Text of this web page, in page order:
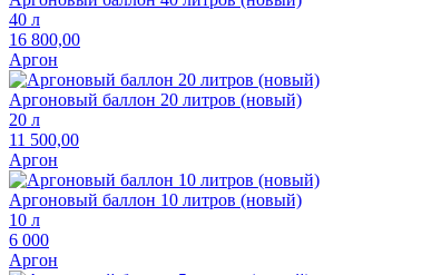
40 л
16 800,00
Аргон
Аргоновый баллон 20 литров (новый)
20 л
11 500,00
Аргон
Аргоновый баллон 10 литров (новый)
10 л
6 000
Аргон